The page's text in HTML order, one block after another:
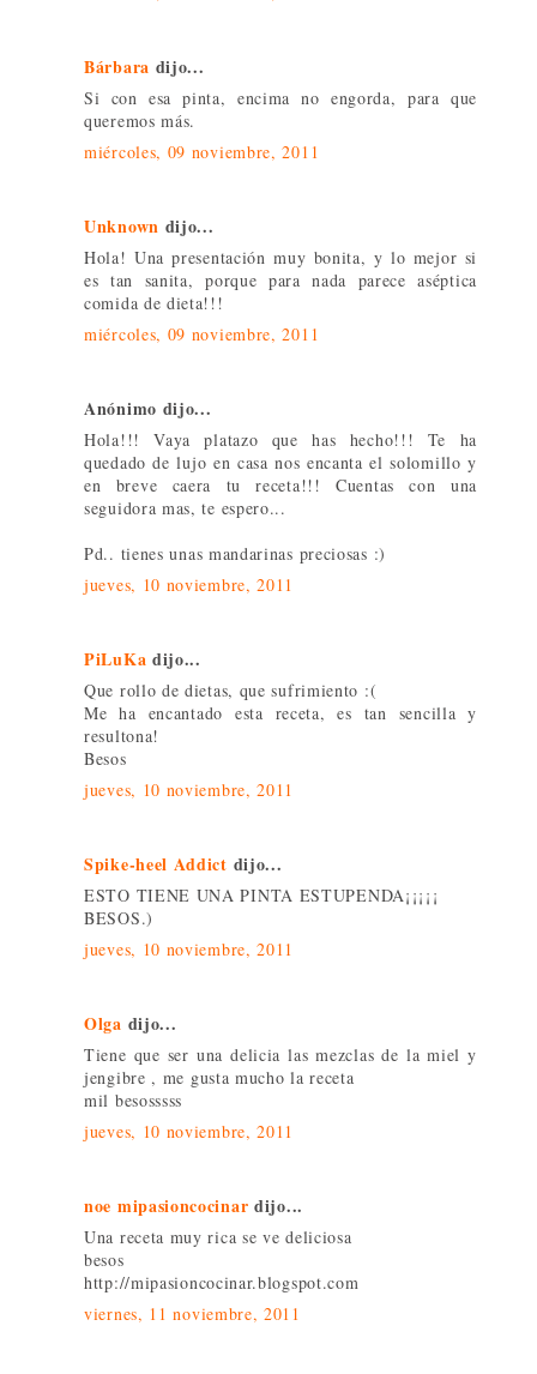
Bárbara dijo...
Si con esa pinta, encima no engorda, para que
queremos más.
miércoles, 09 noviembre, 2011
Unknown dijo...
Hola! Una presentación muy bonita, y lo mejor si
es tan sanita, porque para nada parece aséptica
comida de dieta!!!
miércoles, 09 noviembre, 2011
Anónimo dijo...
Hola!!! Vaya platazo que has hecho!!! Te ha
quedado de lujo en casa nos encanta el solomillo y
en breve caera tu receta!!! Cuentas con una
seguidora mas, te espero...
Pd.. tienes unas mandarinas preciosas :)
jueves, 10 noviembre, 2011
PiLuKa dijo...
Que rollo de dietas, que sufrimiento :(
Me ha encantado esta receta, es tan sencilla y
resultona!
Besos
jueves, 10 noviembre, 2011
Spike-heel Addict dijo...
ESTO TIENE UNA PINTA ESTUPENDA¡¡¡¡¡
BESOS.)
jueves, 10 noviembre, 2011
Olga dijo...
Tiene que ser una delicia las mezclas de la miel y
jengibre , me gusta mucho la receta
mil besosssss
jueves, 10 noviembre, 2011
noe mipasioncocinar dijo...
Una receta muy rica se ve deliciosa
besos
http://mipasioncocinar.blogspot.com
viernes, 11 noviembre, 2011